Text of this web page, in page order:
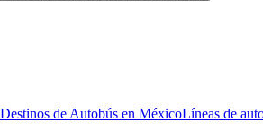
Destinos de Autobús en MéxicoLíneas de